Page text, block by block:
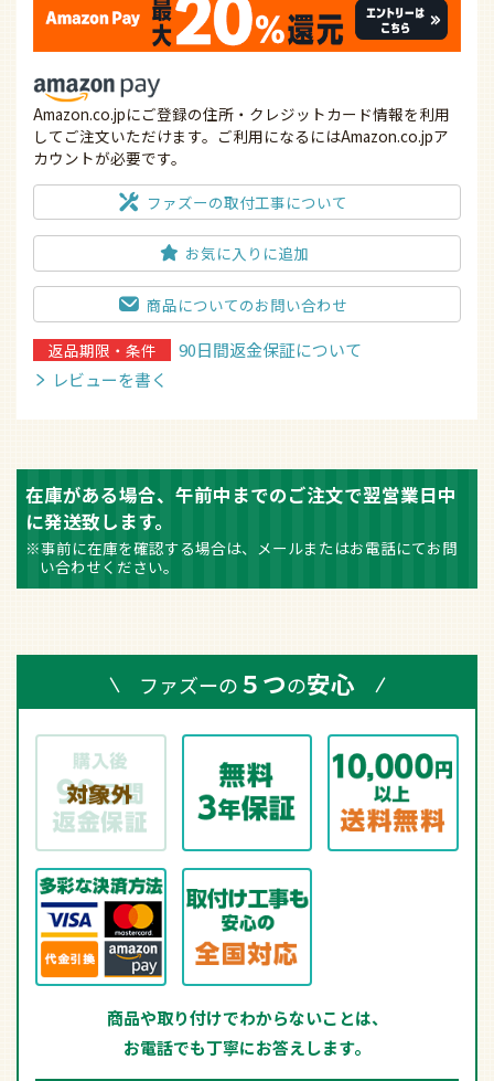
Amazon.co.jpにご登録の住所・クレジットカード情報を利用
してご注文いただけます。ご利用になるにはAmazon.co.jpア
カウントが必要です。
ファズーの取付工事について
お気に入りに追加
商品についてのお問い合わせ
返品期限・条件
90日間返金保証について
レビューを書く
在庫がある場合、午前中までのご注文で翌営業日中
に発送致します。
※事前に在庫を確認する場合は、メールまたはお電話にてお問
い合わせください。
ファズーの５つの安心
商品や取り付けでわからないことは、
お電話でも丁寧にお答えします。